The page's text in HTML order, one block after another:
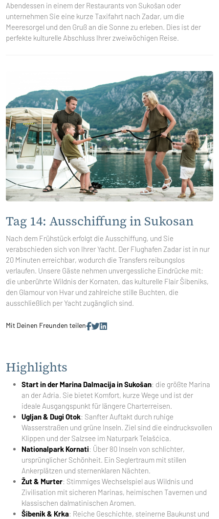
Abendessen in einem der Restaurants von Sukošan oder
unternehmen Sie eine kurze Taxifahrt nach Zadar, um die
Meeresorgel und den Gruß an die Sonne zu erleben. Dies ist der
perfekte kulturelle Abschluss Ihrer zweiwöchigen Reise.
Tag 14: Ausschiffung in Sukosan
Nach dem Frühstück erfolgt die Ausschiffung, und Sie
verabschieden sich von Ihrer Yacht. Der Flughafen Zadar ist in nur
20 Minuten erreichbar, wodurch die Transfers reibungslos
verlaufen. Unsere Gäste nehmen unvergessliche Eindrücke mit:
die unberührte Wildnis der Kornaten, das kulturelle Flair Šibeniks,
den Glamour von Hvar und zahlreiche stille Buchten, die
ausschließlich per Yacht zugänglich sind.
Mit Deinen Freunden teilen
Highlights
Start in der Marina Dalmacija in Sukošan: die größte Marina
an der Adria. Sie bietet Komfort, kurze Wege und ist der
ideale Ausgangspunkt für längere Charterreisen.
Ugljan & Dugi Otok: Sanfter Auftakt durch ruhige
Wasserstraßen und grüne Inseln. Ziel sind die eindrucksvollen
Klippen und der Salzsee im Naturpark Telašćica.
Nationalpark Kornati: Über 80 Inseln von schlichter,
ursprünglicher Schönheit. Ein Seglertraum mit stillen
Ankerplätzen und sternenklaren Nächten.
Žut & Murter: Stimmiges Wechselspiel aus Wildnis und
Zivilisation mit sicheren Marinas, heimischen Tavernen und
klassischen dalmatinischen Aromen.
Šibenik & Krka: Reiche Geschichte, steinerne Baukunst und